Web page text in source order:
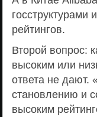
рейтингов.
Второй вопрос:
высоким или
ответа не дают.
становлению и
высоким